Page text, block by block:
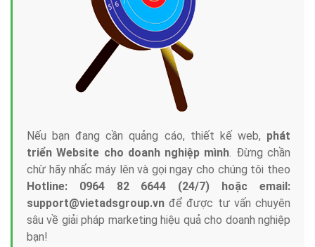
Nếu bạn đang cần quảng cáo, thiết kế web, phát
triển Website cho doanh nghiệp mình. Đừng chần
chừ hãy nhấc máy lên và gọi ngay cho chúng tôi theo
Hotline: 0964 82 6644 (24/7) hoặc email:
support@vietadsgroup.vn để được tư vấn chuyên
sâu về giải pháp marketing hiệu quả cho doanh nghiệp
bạn!